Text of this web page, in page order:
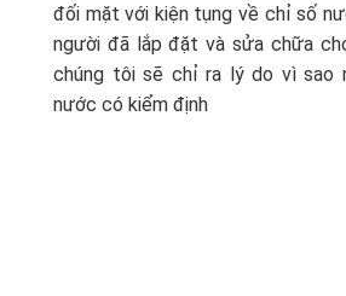
đối mặt với kiện tụng về chỉ số
người đã lắp đặt và sửa chữa
chúng tôi sẽ chỉ ra lý do vì sao
nước có kiểm định